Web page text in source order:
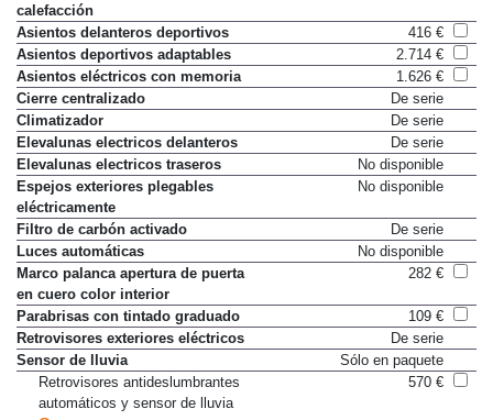
calefacción
Asientos delanteros deportivos
416 €
Asientos deportivos adaptables
2.714 €
Asientos eléctricos con memoria
1.626 €
Cierre centralizado
De serie
Climatizador
De serie
Elevalunas electricos delanteros
De serie
Elevalunas electricos traseros
No disponible
Espejos exteriores plegables
eléctricamente
No disponible
Filtro de carbón activado
De serie
Luces automáticas
No disponible
Marco palanca apertura de puerta
en cuero color interior
282 €
Parabrisas con tintado graduado
109 €
Retrovisores exteriores eléctricos
De serie
Sensor de lluvia
Sólo en paquete
Retrovisores antideslumbrantes
automáticos y sensor de lluvia
570 €